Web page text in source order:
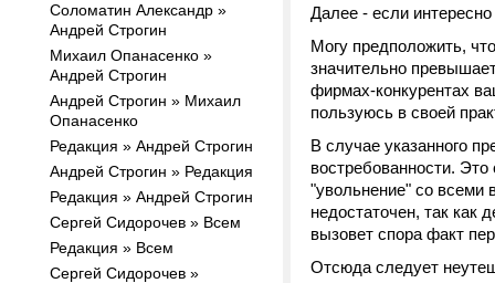
Соломатин Александр »
Андрей Строгин
Михаил Опанасенко »
Андрей Строгин
Андрей Строгин » Михаил
Опанасенко
Редакция » Андрей Строгин
Андрей Строгин » Редакция
Редакция » Андрей Строгин
Сергей Сидорочев » Всем
Редакция » Всем
Сергей Сидорочев »
Далее - если
Могу предположить,
значительно
фирмах-конкурентах
пользуюсь в своей
В случае указанного
востребованности.
"увольнение" со всеми
недостаточен, так как
вызовет спора факт
Отсюда следует